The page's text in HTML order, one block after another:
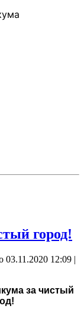
город!
03.11.2020 12:09 |
за чистый